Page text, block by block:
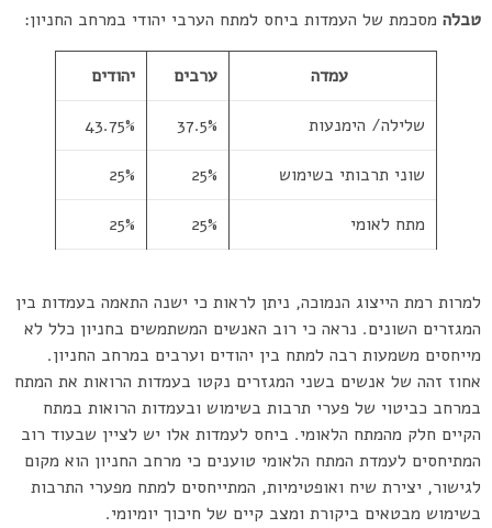
טבלה מסכמת של העמדות ביחס למתח הערבי יהודי במרחב החניון:
עמדה ערבים יהודים
שלילה/ הימנעות 37.5%
43.75%
שוני תרבותי בשימוש 25%
25%
מתח לאומי 25%
25%
למרות רמת הייצוג הנמוכה, ניתן לראות כי ישנה התאמה בעמדות בין
המגזרים השונים. נראה כי רוב האנשים המשתמשים בחניון כלל לא
מייחסים משמעות רבה למתח בין יהודים וערבים במרחב החניון.
אחוז זהה של אנשים בשני המגזרים נקטו בעמדות הרואות את המתח
במרחב כביטוי של פערי תרבות בשימוש ובעמדות הרואות במתח
הקיים חלק מהמתח הלאומי. ביחס לעמדות אלו יש לציין שבעוד רוב
המתיחסים לעמדת המתח הלאומי טוענים כי מרחב החניון הוא מקום
לגישור, יצירת שיח ואופטימיות, המתייחסים למתח מפערי התרבות
בשימוש מבטאים ביקורת ומצב קיים של חיכוך יומיומי.